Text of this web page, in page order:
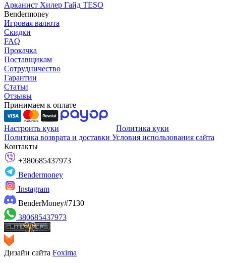
Арканист Хилер Гайд TESO
Bendermoney
Игровая валюта
Скидки
FAQ
Прокачка
Поставщикам
Сотрудничество
Гарантии
Статьи
Отзывы
Принимаем к оплате
Настроить куки
Политика куки
Политика возврата и доставки Условия использования сайта
Контакты
+380685437973
Bendermoney
Instagram
BenderMoney#7130
380685437973
Дизайн сайта Foxima